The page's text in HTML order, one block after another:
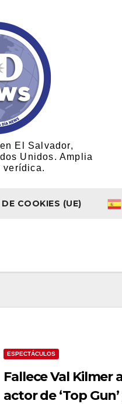
El Salvador,
Unidos. Amplia
verídica.
COOKIES (UE)
ESPECTÁCULOS
Fallece Val Kilmer
actor de ‘Top